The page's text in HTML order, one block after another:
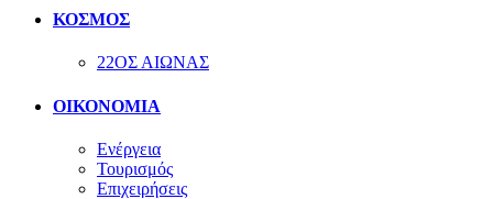
ΚΟΣΜΟΣ
22ΟΣ ΑΙΩΝΑΣ
ΟΙΚΟΝΟΜΙΑ
Ενέργεια
Τουρισμός
Επιχειρήσεις